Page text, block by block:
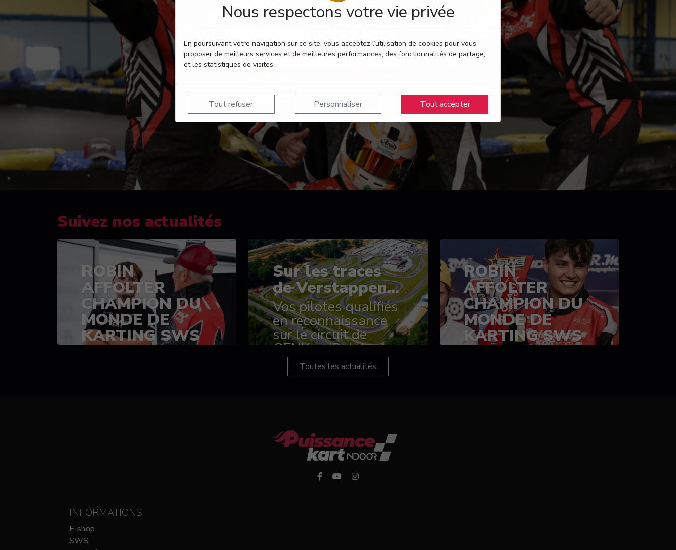
Nous respectons votre vie privée
En poursuivant votre navigation sur ce site, vous acceptez l’utilisation de cookies pour vous
proposer de meilleurs services et de meilleures performances, des fonctionnalités de partage,
et les statistiques de visites.
Tout refuser Personnaliser Tout accepter
CONTACT
RÉSERVEZ VOTRE PASSAGE
Suivez nos actualités
ROBIN
AFFOLTER
CHAMPION DU
MONDE DE
KARTING SWS
(SPRINT)
Sur les traces
de Verstappen...
Vos pilotes qualifiés
en reconnaissance
sur le circuit de
GENK en Belgique
ROBIN
AFFOLTER
CHAMPION DU
MONDE DE
KARTING SWS
Toutes les actualités
INFORMATIONS
E-shop
SWS